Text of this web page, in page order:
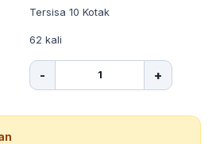
Tersisa 10 Kotak
62 kali
- +